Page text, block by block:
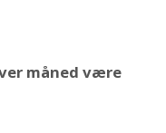
måned være